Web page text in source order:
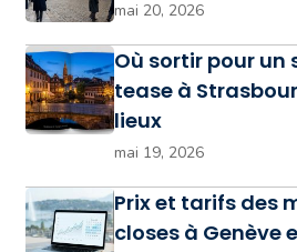
mai 20, 2026
Où sortir pour un
tease à
lieux
mai 19, 2026
Prix et tarifs des
closes à Genève